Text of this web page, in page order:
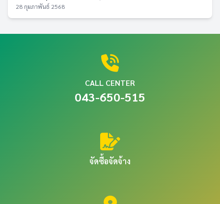
28 กุมภาพันธ์ 2568
CALL CENTER
043-650-515
จัดซื้อจัดจ้าง